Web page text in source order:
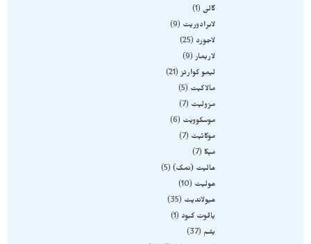
گالن 1
لابرادوریت
9
لاجورد
25
لاریمار 9
لیمو کوارتز 21
مالاکیت
5
مزولیت
7
موسکوویت
6
موکائیت
7
میکا
7
هالیت (نمک) 5
هولیت
10
هیولاندیت
35
یاقوت کبود
1
یشم
37